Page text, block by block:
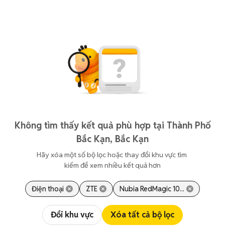
Không tìm thấy kết quả phù hợp tại Thành Phố
Bắc Kạn, Bắc Kạn
Hãy xóa một số bộ lọc hoặc thay đổi khu vực tìm
kiếm để xem nhiều kết quả hơn
Điện thoại ZTE Nubia RedMagic 10...
Đổi khu vực Xóa tất cả bộ lọc